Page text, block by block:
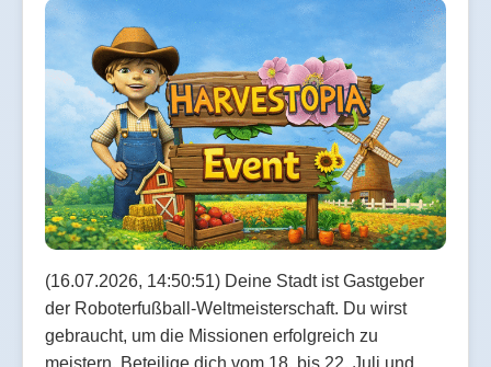
(16.07.2026, 14:50:51) Deine Stadt ist Gastgeber
der Roboterfußball-Weltmeisterschaft. Du wirst
gebraucht, um die Missionen erfolgreich zu
meistern. Beteilige dich vom 18. bis 22. Juli und